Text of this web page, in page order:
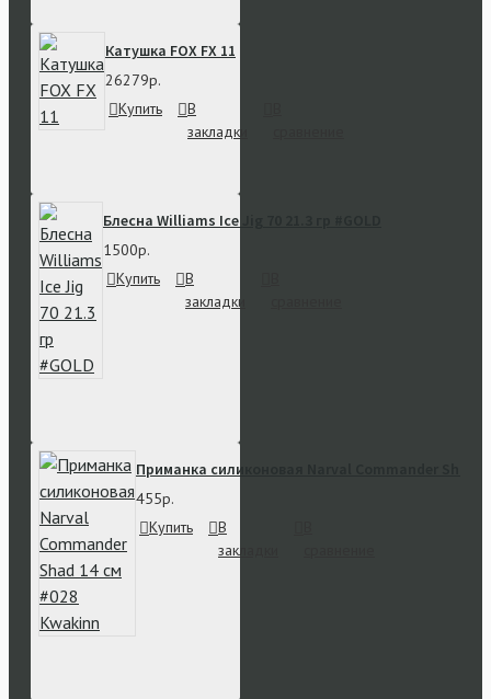
Катушка FOX FX 11
26279р.
Купить
В
закладки
Блесна Williams Ice Jig 70 21.3 гр #GOLD
1500р.
Купить
В
закладки
Приманка силиконовая Narval Commander Shad
455р.
Купить
В
закладки